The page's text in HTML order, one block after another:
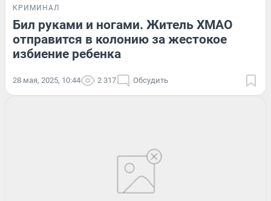
КРИМИНАЛ
Бил руками и ногами. Житель ХМАО
отправится в колонию за жестокое
избиение ребенка
28 мая, 2025, 10:44 2 317 Обсудить